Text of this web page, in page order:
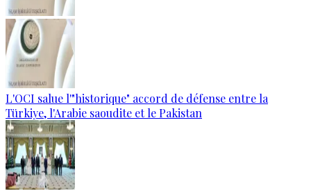
L'OCI salue l'"historique" accord de défense entre la
Türkiye, l'Arabie saoudite et le Pakistan